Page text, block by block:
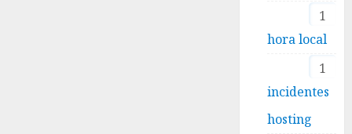
1
hora local
1
incidentes
hosting